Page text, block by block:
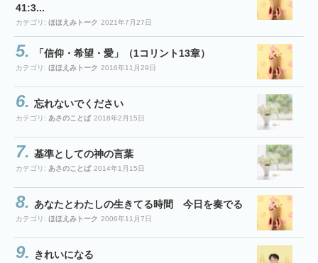
41:3...
カテゴリ: ほほえみトーク 2021年7月27日
「信仰・希望・愛」（1コリント13章）
カテゴリ: ほほえみトーク 2016年11月29日
忘れないでください
カテゴリ: あさのことば 2018年2月15日
基準としての神の言葉
カテゴリ: あさのことば 2014年1月15日
あなたとわたしの生きてる時間 今日を奏でる
カテゴリ: ほほえみトーク 2006年11月7日
きれいになる